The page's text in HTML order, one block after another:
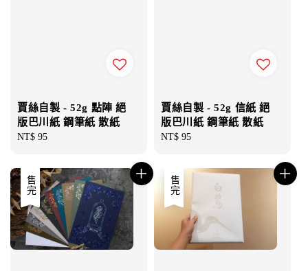
賈絲自製 - 52g 點陣 絕
版巴川紙 鋼筆紙 散紙
Regular
NT$ 95
賈絲自製 - 52g 信紙 絕
版巴川紙 鋼筆紙 散紙
Regular
NT$ 95
售完 售完